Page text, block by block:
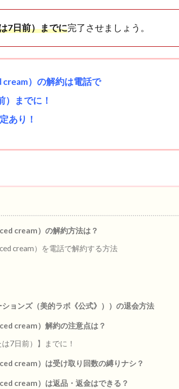
7日前）までに完了させましょう。
cream）の解約は電話で
）までに！
あり！
cream）の解約方法は？
cream）を電話で解約する方法
ョンズ（美的ラボ《公式》））の退会方法
cream）解約の注意点は？
7日前）】までに！
cream）は受け取り回数の縛りナシ？
cream）は返品・返金はできる？